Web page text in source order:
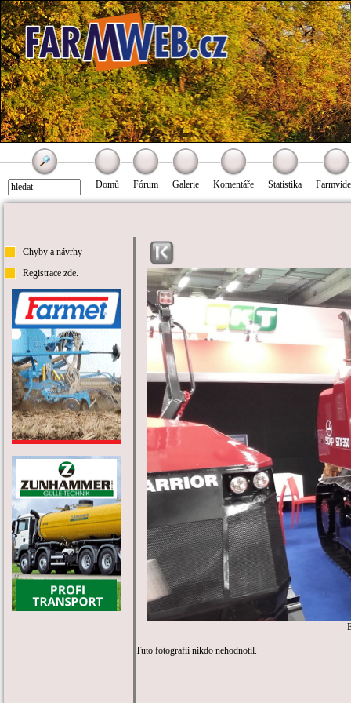
Domů Fórum Galerie Komentáře Statistika
Chyby a návrhy
Registrace zde.
Tuto fotografii nikdo nehodnotil.